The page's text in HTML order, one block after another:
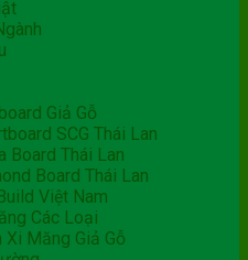
Giả Gỗ
SCG Thái Lan
Board Thái Lan
Board Thái Lan
Việt Nam
Các Loại
Xi Măng Giả Gỗ